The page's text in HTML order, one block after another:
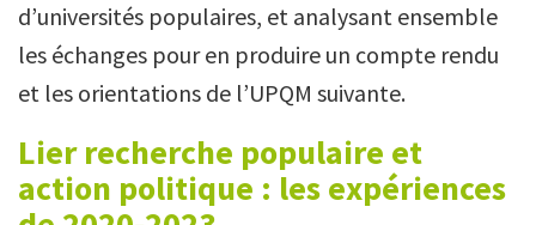
d’universités populaires, et analysant ensemble
les échanges pour en produire un compte rendu
et les orientations de l’UPQM suivante.
Lier recherche populaire et
action politique : les expériences